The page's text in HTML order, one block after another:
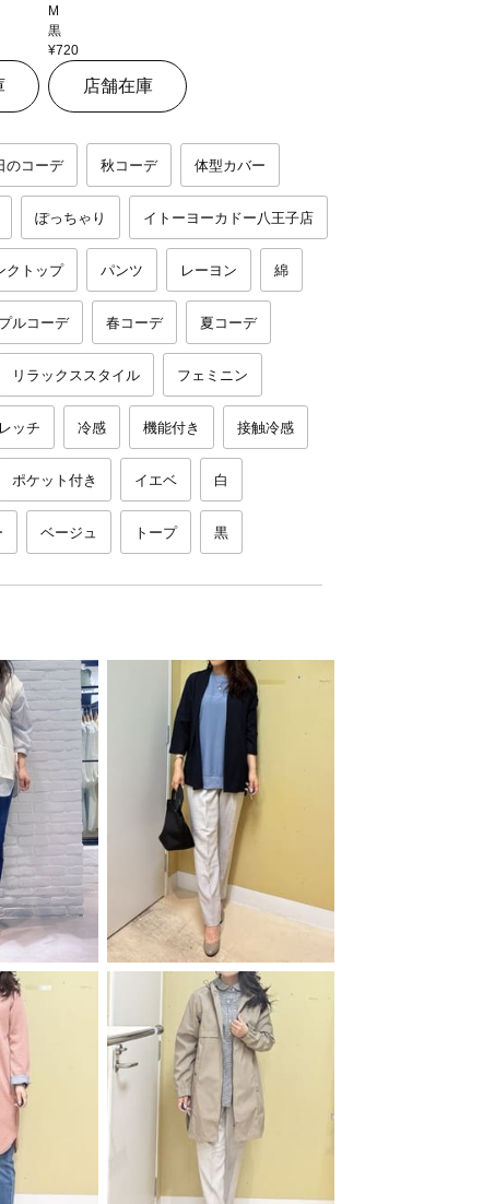
M
黒
¥720
店舗在庫
のコーデ 秋コーデ 体型カバー
ぽっちゃり イトーヨーカドー八王子店
クトップ パンツ レーヨン 綿
ルコーデ 春コーデ 夏コーデ
リラックススタイル フェミニン
ッチ 冷感 機能付き 接触冷感
ポケット付き イエベ 白
ベージュ トープ 黒